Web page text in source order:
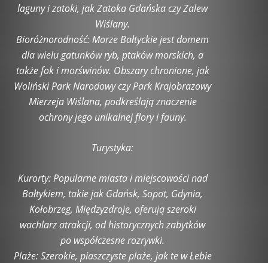
laguny i zatoki, jak Zatoka Gdańska czy Zalew
Wiślany.
Bioróżnorodność: Morze Bałtyckie jest domem
dla wielu gatunków ryb, ptaków morskich, a
także fok i morświnów. Obszary chronione, jak
Woliński Park Narodowy czy Park Krajobrazowy
Mierzeja Wiślana, podkreślają znaczenie
ochrony jego unikalnej flory i fauny.
Turystyka:
Kurorty: Popularne miasta i miejscowości nad
Bałtykiem, takie jak Gdańsk, Sopot, Gdynia,
Kołobrzeg, Międzyzdroje, oferują szeroki
wachlarz atrakcji, od historycznych zabytków
po współczesne rozrywki.
Plaże: Szerokie, piaszczyste plaże, jak te w Łebie